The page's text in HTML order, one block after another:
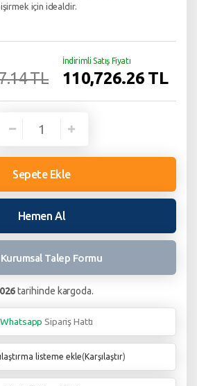
için idealdir.
TL
İndirimli Satış Fiyatı
110,726.26 TL
Sepete Ekle
Hemen Al
Kurumsal Talep Formu
tarihinde kargoda.
Whatsapp Sipariş Hattı
listeme ekle( Karşılaştır)